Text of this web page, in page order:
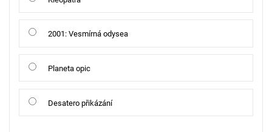
2001: Vesmírná odysea
Planeta opic
Desatero přikázání